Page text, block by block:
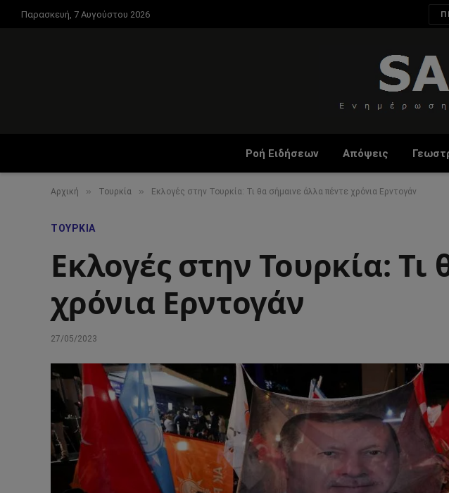
Παρασκευή, 7 Αυγούστου 2026
Ροή Ειδήσεων Απόψεις
Αρχική » Τουρκία » Εκλογές στην Τουρκία: Τι θα σήμαινε άλλα πέντε χρόνια Ερντογάν
ΤΟΥΡΚΊΑ
Εκλογές στην Τουρκία:
χρόνια Ερντογάν
27/05/2023